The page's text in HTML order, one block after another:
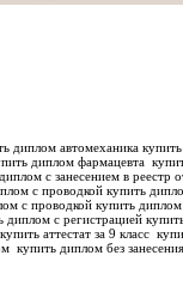
диплом автомеханика купить
диплом фармацевта
с занесением в реестр
с проводкой купить
с проводкой купить
диплом с регистрацией
аттестат за 9 класс
купить диплом без